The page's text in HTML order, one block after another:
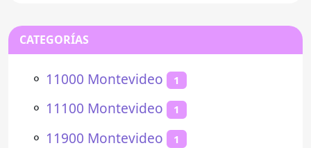
CATEGORÍAS
⚬ 11000 Montevideo 1
⚬ 11100 Montevideo 1
⚬ 11900 Montevideo 1